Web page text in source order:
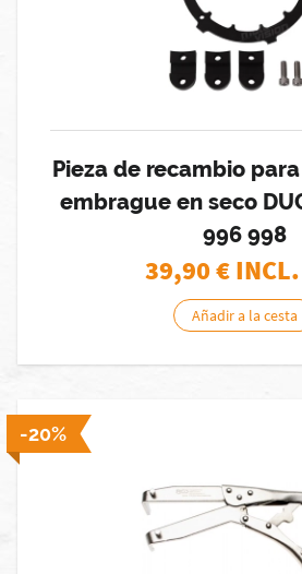
Pieza de recambio
embrague en seco
996 998
39,90€
Añadir a la cesta
-20%